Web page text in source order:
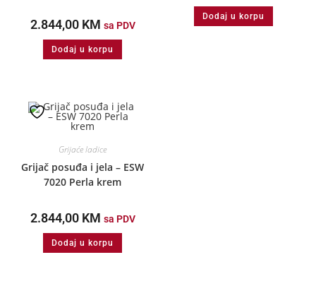
2.844,00 KM sa PDV
Dodaj u korpu
Dodaj u korpu
Grijaće ladice
Grijač posuđa i jela – ESW
7020 Perla krem
2.844,00 KM sa PDV
Dodaj u korpu